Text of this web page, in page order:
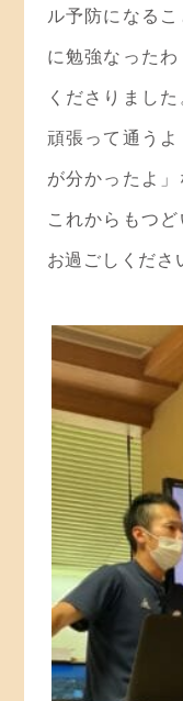
ル予防になる
に勉強なった
くださりまし
頑張って通う
が分かったよ」
これからもつ
お過ごしくださ